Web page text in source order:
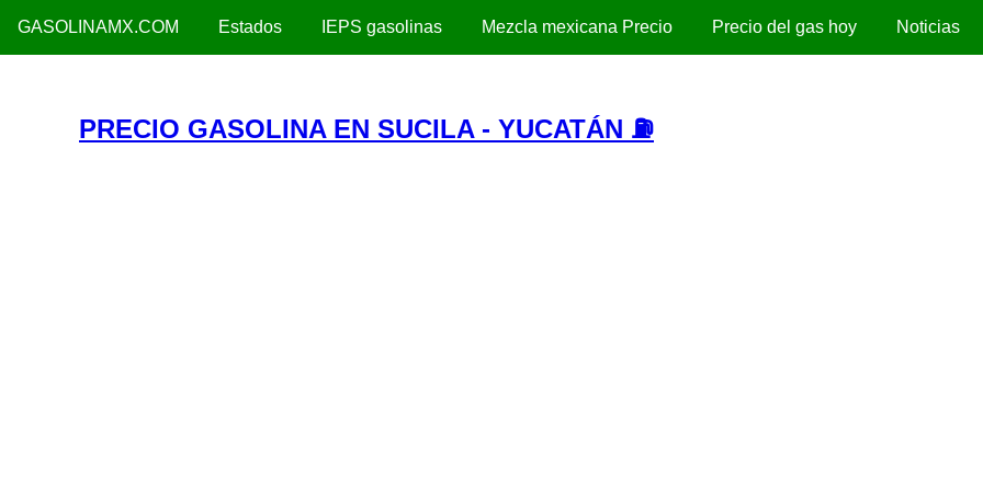
GASOLINAMX.COM Estados IEPS gasolinas Mezcla mexicana Precio Precio del gas hoy Noticias
PRECIO GASOLINA EN SUCILA - YUCATÁN ⛽